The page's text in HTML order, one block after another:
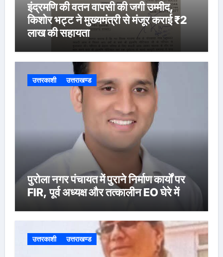
इंद्रमणि की वतन वापसी की जगी उम्मीद,
किशोर भट्ट ने मुख्यमंत्री से मंजूर कराई ₹2
लाख की सहायता
उत्तरकाशी उत्तराखण्ड
पुरोला नगर पंचायत में पुराने निर्माण कार्यों पर
FIR, पूर्व अध्यक्ष और तत्कालीन EO घेरे में
उत्तरकाशी उत्तराखण्ड